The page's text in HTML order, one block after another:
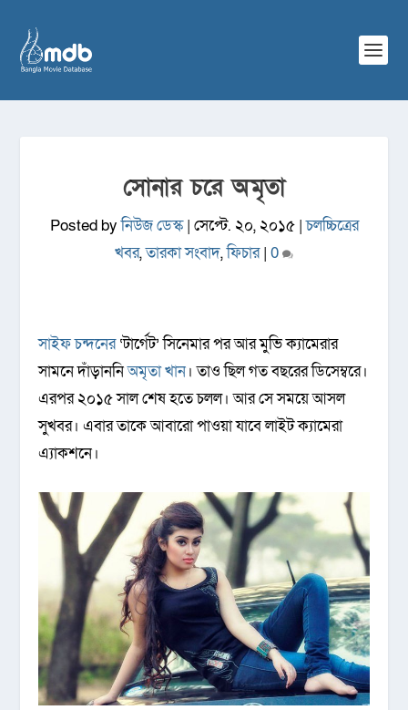
সোনার চরে অমৃতা
Posted byনিউজ ডেস্ক| সেপ্টে. ২০, ২০১৫|চলচ্চিত্রের
খবর,তারকা সংবাদ,ফিচার| 0
সাইফ চন্দনের‘টার্গেট’ সিনেমার পর আর মুভি ক্যামেরার
সামনে দাঁড়াননিঅমৃতা খান। তাও ছিল গত বছরের ডিসেম্বরে।
এরপর ২০১৫ সাল শেষ হতে চলল। আর সে সময়ে আসল
সুখবর। এবার তাকে আবারো পাওয়া যাবে লাইট ক্যামেরা
এ্যাকশনে।